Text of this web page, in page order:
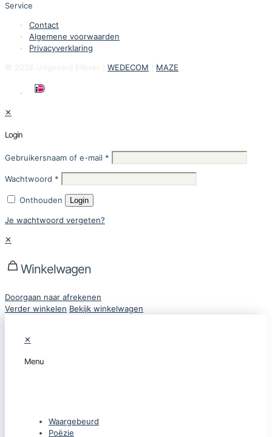
Service
Contact
Algemene voorwaarden
Privacyverklaring
© 2026 Uitgeverij Elikser | WEDECOM MAZE
✕
Login
Gebruikersnaam of e-mail *
Wachtwoord *
Onthouden Login
Je wachtwoord vergeten?
✕
Winkelwagen
Doorgaan naar afrekenen
Verder winkelen Bekijk winkelwagen
✕
Menu
Waargebeurd
Poëzie